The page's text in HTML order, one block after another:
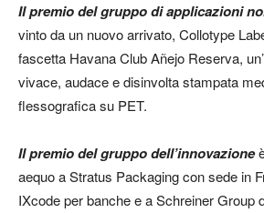
Il premio del gruppo di applicazioni
vinto da un nuovo arrivato, Collotype
fascetta Havana Club Añejo Reserva,
vivace, audace e disinvolta stampata
flessografica su PET.
Il premio del gruppo dell’innovazione
aequo a Stratus Packaging con sede in
IXcode per banche e a Schreiner Group